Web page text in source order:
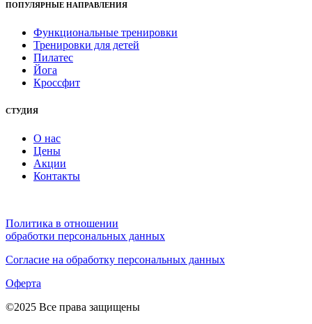
ПОПУЛЯРНЫЕ НАПРАВЛЕНИЯ
Функциональные тренировки
Тренировки для детей
Пилатес
Йога
Кроссфит
СТУДИЯ
О нас
Цены
Акции
Контакты
Политика в отношении
обработки персональных данных
Согласие на обработку персональных данных
Оферта
©2025 Все права защищены